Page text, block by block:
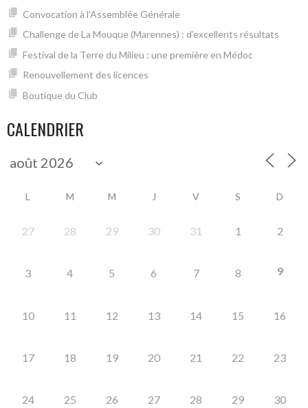
Convocation à l’Assemblée Générale
Challenge de La Mouque (Marennes) : d’excellents résultats
Festival de la Terre du Milieu : une première en Médoc
Renouvellement des licences
Boutique du Club
CALENDRIER
L M M J V S D
27 28 29 30 31 1 2
3 4 5 6 7 8 9
10 11 12 13 14 15 16
17 18 19 20 21 22 23
24 25 26 27 28 29 30